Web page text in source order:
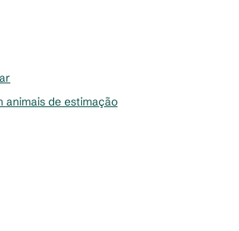
animais de estimação